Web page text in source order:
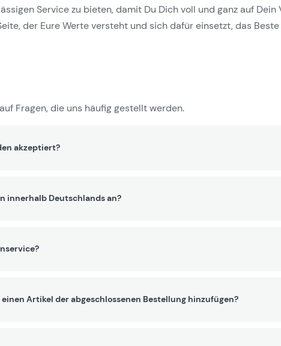
Service zu bieten, damit Du Dich voll und ganz auf
der Eure Werte versteht und sich dafür einsetzt, das
Fragen, die uns häufig gestellt werden.
akzeptiert?
innerhalb Deutschlands an?
Artikel der abgeschlossenen Bestellung hinzufügen?